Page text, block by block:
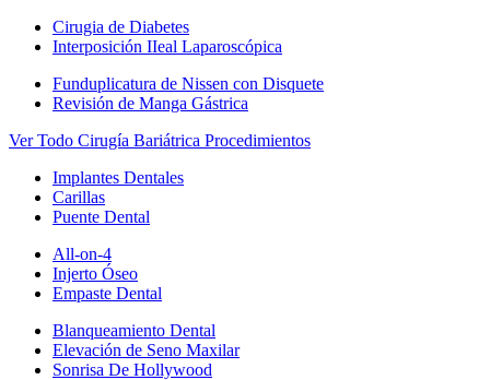
Cirugia de Diabetes
Interposición IIeal Laparoscópica
Funduplicatura de Nissen con Disquete
Revisión de Manga Gástrica
Ver Todo Cirugía Bariátrica Procedimientos
Implantes Dentales
Carillas
Puente Dental
All-on-4
Injerto Óseo
Empaste Dental
Blanqueamiento Dental
Elevación de Seno Maxilar
Sonrisa De Hollywood